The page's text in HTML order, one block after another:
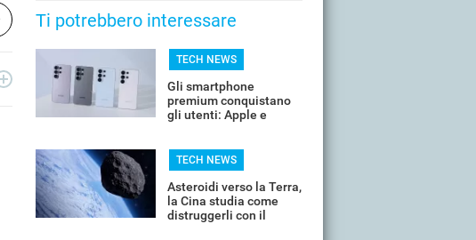
Ti potrebbero interessare
TECH NEWS
Gli smartphone
premium conquistano
gli utenti: Apple e
TECH NEWS
Asteroidi verso la Terra,
la Cina studia come
distruggerli con il